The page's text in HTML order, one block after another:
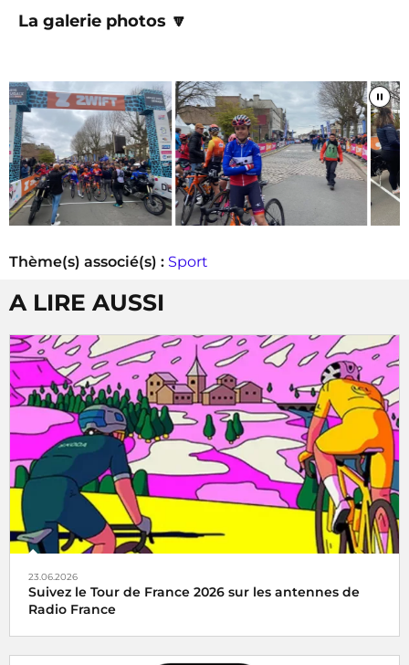
La galerie photos 🔽
Thème(s) associé(s) : Sport
A LIRE AUSSI
23.06.2026
Suivez le Tour de France 2026 sur les antennes de
Radio France